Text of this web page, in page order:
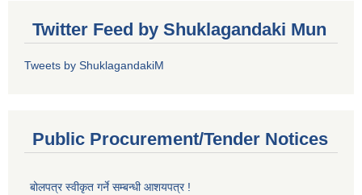
Twitter Feed by Shuklagandaki Mun
Tweets by ShuklagandakiM
Public Procurement/Tender Notices
बोलपत्र स्वीकृत गर्ने सम्बन्धी आशयपत्र !